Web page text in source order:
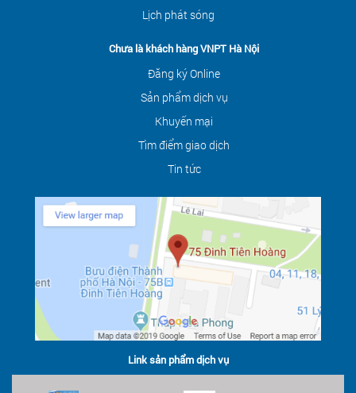
Lịch phát sóng
Chưa là khách hàng VNPT Hà Nội
Đăng ký Online
Sản phẩm dịch vụ
Khuyến mại
Tìm điểm giao dịch
Tin tức
Link sản phẩm dịch vụ